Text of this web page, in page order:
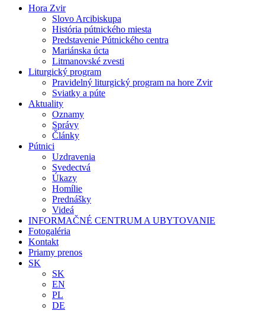
Hora Zvir
Slovo Arcibiskupa
História pútnického miesta
Predstavenie Pútnického centra
Mariánska úcta
Litmanovské zvesti
Liturgický program
Pravidelný liturgický program na hore Zvir
Sviatky a púte
Aktuality
Oznamy
Správy
Články
Pútnici
Uzdravenia
Svedectvá
Úkazy
Homílie
Prednášky
Videá
INFORMAČNÉ CENTRUM A UBYTOVANIE
Fotogaléria
Kontakt
Priamy prenos
SK
SK
EN
PL
DE